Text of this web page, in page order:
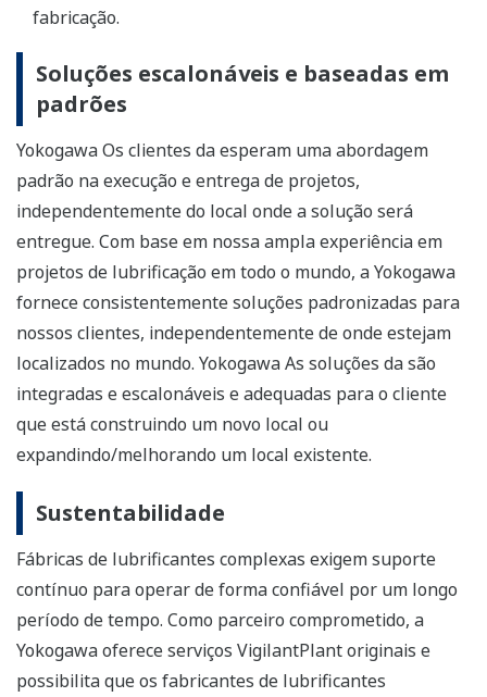
fabricação.
Soluções escalonáveis e baseadas em
padrões
Yokogawa Os clientes da esperam uma abordagem
padrão na execução e entrega de projetos,
independentemente do local onde a solução será
entregue. Com base em nossa ampla experiência em
projetos de lubrificação em todo o mundo, a Yokogawa
fornece consistentemente soluções padronizadas para
nossos clientes, independentemente de onde estejam
localizados no mundo. Yokogawa As soluções da são
integradas e escalonáveis e adequadas para o cliente
que está construindo um novo local ou
expandindo/melhorando um local existente.
Sustentabilidade
Fábricas de lubrificantes complexas exigem suporte
contínuo para operar de forma confiável por um longo
período de tempo. Como parceiro comprometido, a
Yokogawa oferece serviços VigilantPlant originais e
possibilita que os fabricantes de lubrificantes